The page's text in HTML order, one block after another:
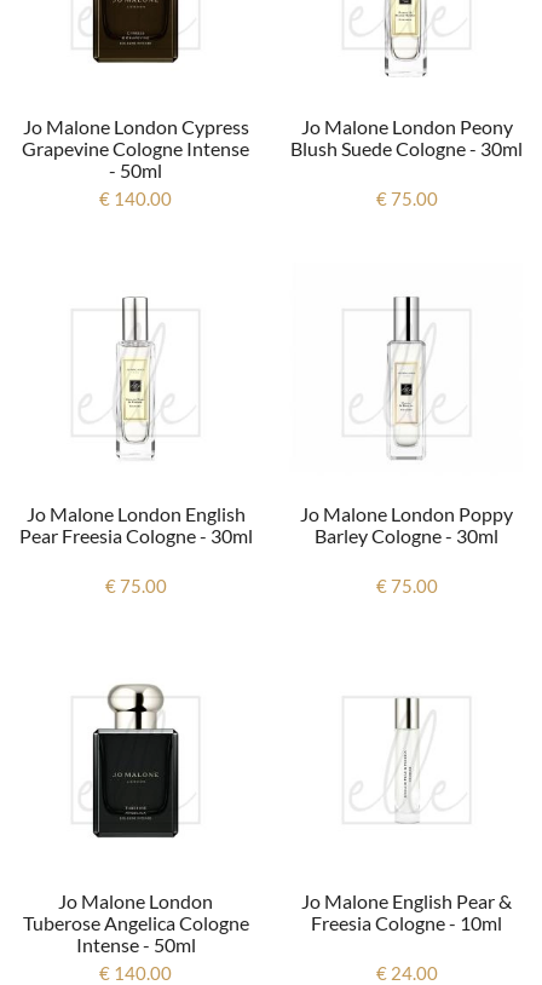
Jo Malone London Cypress
Grapevine Cologne Intense
- 50ml
€ 140.00
Jo Malone London Peony
Blush Suede Cologne - 30ml
€ 75.00
Jo Malone London English
Pear Freesia Cologne - 30ml
€ 75.00
Jo Malone London Poppy
Barley Cologne - 30ml
€ 75.00
Jo Malone London
Tuberose Angelica Cologne
Intense - 50ml
€ 140.00
Jo Malone English Pear &
Freesia Cologne - 10ml
€ 24.00